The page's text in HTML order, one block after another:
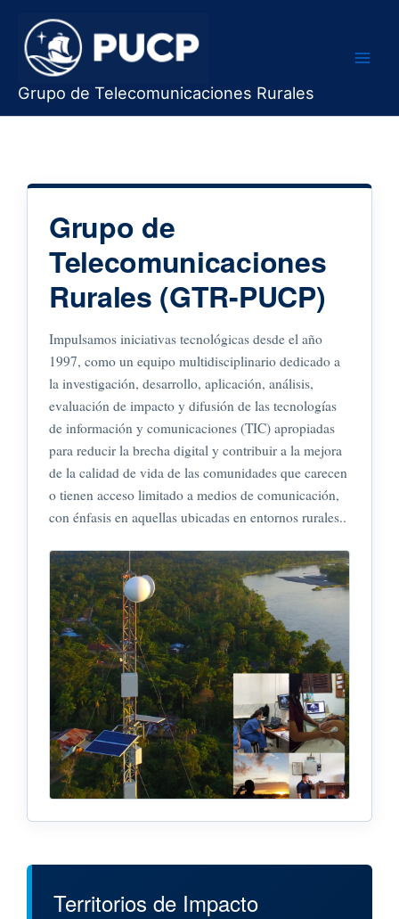
content
Grupo de Telecomunicaciones Rurales
Grupo de
Telecomunicaciones
Rurales (GTR-PUCP)
Impulsamos iniciativas tecnológicas desde el año
1997, como un equipo multidisciplinario dedicado a
la investigación, desarrollo, aplicación, análisis,
evaluación de impacto y difusión de las tecnologías
de información y comunicaciones (TIC) apropiadas
para reducir la brecha digital y contribuir a la mejora
de la calidad de vida de las comunidades que carecen
o tienen acceso limitado a medios de comunicación,
con énfasis en aquellas ubicadas en entornos rurales..
Territorios de Impacto